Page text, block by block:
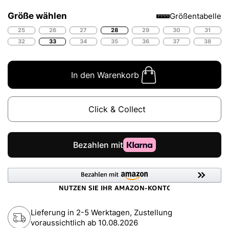
Größe wählen Größentabelle
25 26 27 28 29 30
31
32
33 34 35 36 37 38
In den Warenkorb
Click & Collect
Lieferung in 2-5 Werktagen, Zustellung
voraussichtlich ab 10.08.2026